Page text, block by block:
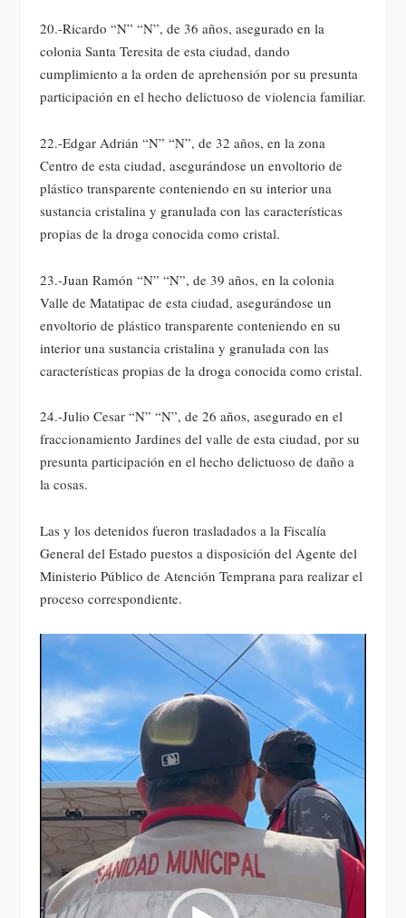
20.-Ricardo “N” “N”, de 36 años, asegurado en la
colonia Santa Teresita de esta ciudad, dando
cumplimiento a la orden de aprehensión por su presunta
participación en el hecho delictuoso de violencia familiar.
22.-Edgar Adrián “N” “N”, de 32 años, en la zona
Centro de esta ciudad, asegurándose un envoltorio de
plástico transparente conteniendo en su interior una
sustancia cristalina y granulada con las características
propias de la droga conocida como cristal.
23.-Juan Ramón “N” “N”, de 39 años, en la colonia
Valle de Matatipac de esta ciudad, asegurándose un
envoltorio de plástico transparente conteniendo en su
interior una sustancia cristalina y granulada con las
características propias de la droga conocida como cristal.
24.-Julio Cesar “N” “N”, de 26 años, asegurado en el
fraccionamiento Jardines del valle de esta ciudad, por su
presunta participación en el hecho delictuoso de daño a
la cosas.
Las y los detenidos fueron trasladados a la Fiscalía
General del Estado puestos a disposición del Agente del
Ministerio Público de Atención Temprana para realizar el
proceso correspondiente.
Reproductor
vídeo